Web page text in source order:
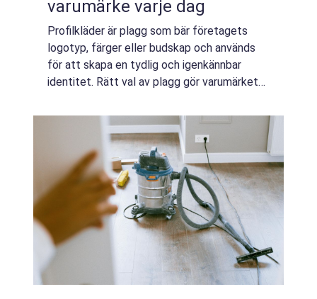
varumärke varje dag
Profilkläder är plagg som bär företagets
logotyp, färger eller budskap och används
för att skapa en tydlig och igenkännbar
identitet. Rätt val av plagg gör varumärket
internt och förstärker upplevelsen för k...